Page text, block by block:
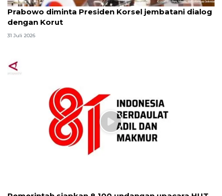
Prabowo diminta Presiden Korsel jembatani dialog
dengan Korut
31 Juli 2026